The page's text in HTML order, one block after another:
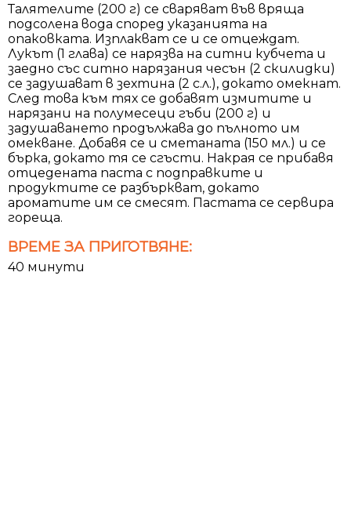
Талятелите (200 г) се сваряват във вряща
подсолена вода според указанията на
опаковката. Изплакват се и се отцеждат.
Лукът (1 глава) се нарязва на ситни кубчета и
заедно със ситно нарязания чесън (2 скилидки)
се задушават в зехтина (2 с.л.), докато омекнат.
След това към тях се добавят измитите и
нарязани на полумесеци гъби (200 г) и
задушаването продължава до пълното им
омекване. Добавя се и сметаната (150 мл.) и се
бърка, докато тя се сгъсти. Накрая се прибавя
отцедената паста с подправките и
продуктите се разбъркват, докато
ароматите им се смесят. Пастата се сервира
гореща.
ВРЕМЕ ЗА ПРИГОТВЯНЕ:
40 минути